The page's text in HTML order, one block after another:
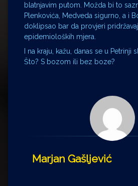
blatnjavim putom. Možda bi to
Plenkovića, Medveda sigurno, a i
doklipsao bar da provjeri
epidemioloških mjera.
I na kraju, kažu, danas se u Petrinji
Što? S bozom ili bez boze?
Marjan Gašljević